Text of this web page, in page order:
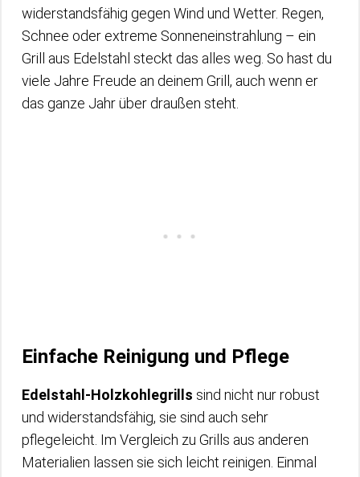
widerstandsfähig gegen Wind und Wetter. Regen,
Schnee oder extreme Sonneneinstrahlung – ein
Grill aus Edelstahl steckt das alles weg. So hast du
viele Jahre Freude an deinem Grill, auch wenn er
das ganze Jahr über draußen steht.
Einfache Reinigung und Pflege
Edelstahl-Holzkohlegrills sind nicht nur robust
und widerstandsfähig, sie sind auch sehr
pflegeleicht. Im Vergleich zu Grills aus anderen
Materialien lassen sie sich leicht reinigen. Einmal